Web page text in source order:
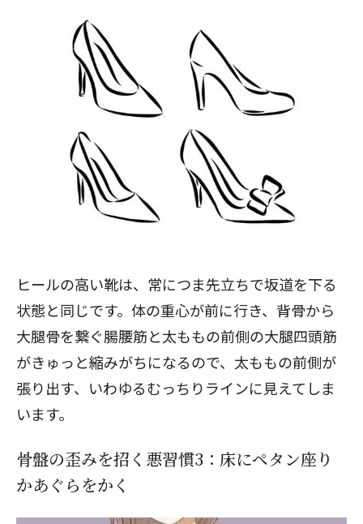
ヒールの高い靴は、常につま先立ちで坂道を下る
状態と同じです。体の重心が前に行き、背骨から
大腿骨を繋ぐ腸腰筋と太ももの前側の大腿四頭筋
がきゅっと縮みがちになるので、太ももの前側が
張り出す、いわゆるむっちりラインに見えてしま
います。
骨盤の歪みを招く悪習慣3：床にペタン座り
かあぐらをかく